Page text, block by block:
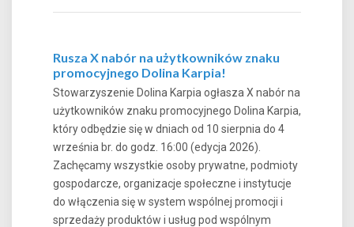
Rusza X nabór na użytkowników znaku
promocyjnego Dolina Karpia!
Stowarzyszenie Dolina Karpia ogłasza X nabór na
użytkowników znaku promocyjnego Dolina Karpia,
który odbędzie się w dniach od 10 sierpnia do 4
września br. do godz. 16:00 (edycja 2026).
Zachęcamy wszystkie osoby prywatne, podmioty
gospodarcze, organizacje społeczne i instytucje
do włączenia się w system wspólnej promocji i
sprzedaży produktów i usług pod wspólnym